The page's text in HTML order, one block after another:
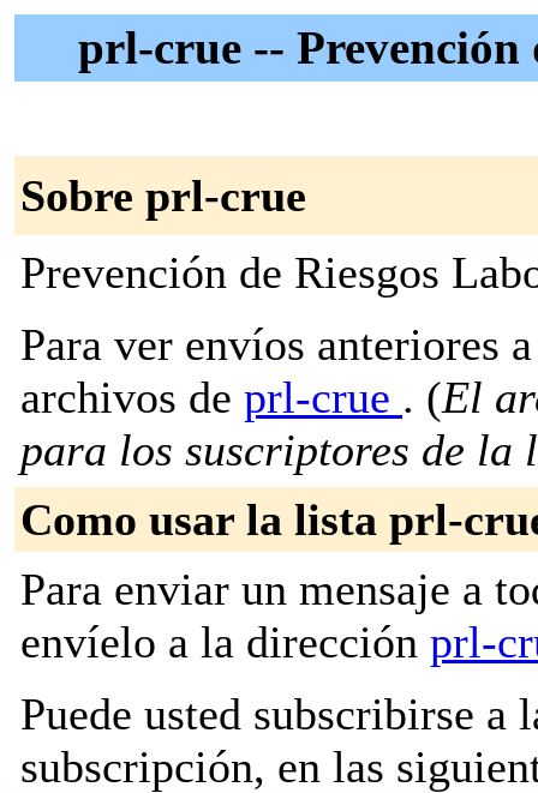
prl-crue -- Prevención
Sobre prl-crue
Prevención de Riesgos
Para ver envíos anteriores
archivos de prl-crue . (El
para los suscriptores de la
Como usar la lista prl-
Para enviar un mensaje a
envíelo a la dirección prl-
Puede usted subscribirse a
subscripción, en las